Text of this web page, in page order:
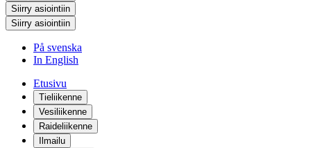
Siirry asiointiin
Siirry asiointiin
På svenska
In English
Etusivu
Tieliikenne
Vesiliikenne
Raideliikenne
Ilmailu